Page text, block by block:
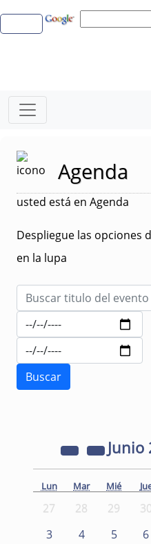
Agenda
usted está en Agenda
Despliegue las opciones
en la lupa
Junio
Lun Mar Mié
27 28 29 30
3
4 5 6